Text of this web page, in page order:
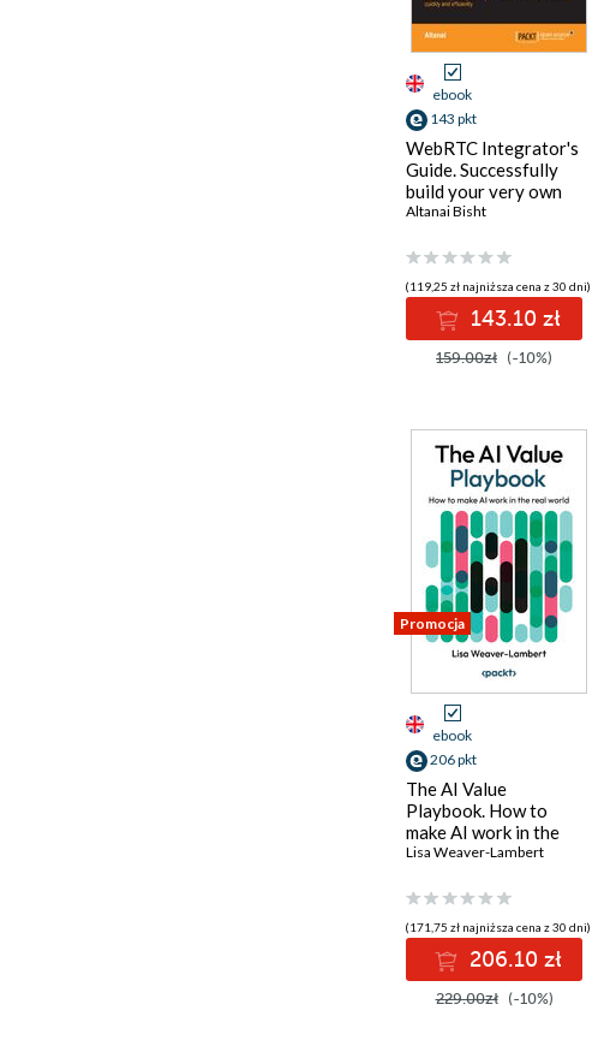
ebook
143 pkt
WebRTC Integrator's
Guide. Successfully
build your very own
scalable WebRTC
and efficiently
Altanai Bisht
(119,25 zł najniższa cena z 30 dni)
143.10 zł
159.00zł (-10%)
Promocja
ebook
206 pkt
The AI Value
Playbook. How to
make AI work in the
real world
Lisa Weaver-Lambert
(171,75 zł najniższa cena z 30 dni)
206.10 zł
229.00zł (-10%)